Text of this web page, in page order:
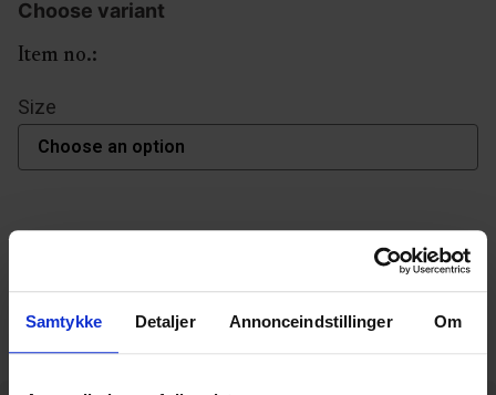
Samtykke Detaljer Annonceindstillinger Om
Choose variant
Item no.:
Size